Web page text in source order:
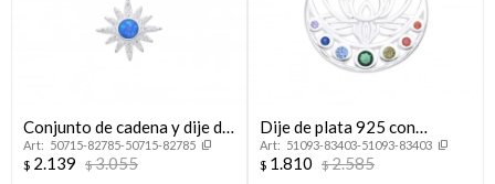
Conjunto de cadena y dije de
plata 925, SOL.
50715-82785-50715-82785
$ 2.139 $3.055
Dije de plata 925 con
circonias, FLOR DE LOTO.
51093-83403-51093-83403
$ 1.810 $2.585